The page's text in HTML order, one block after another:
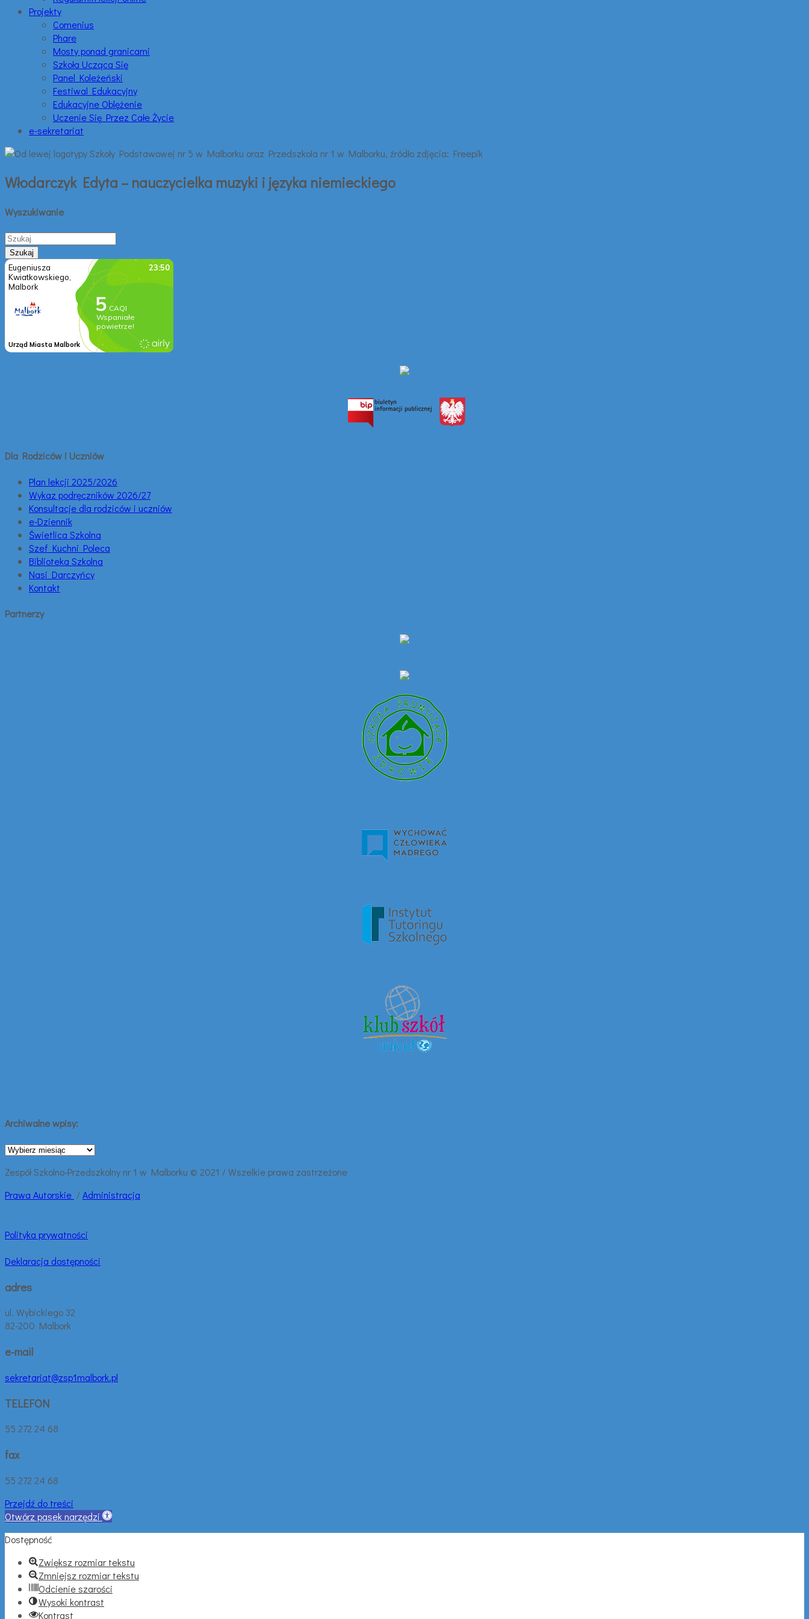
Projekty
Comenius
Phare
Mosty ponad granicami
Szkoła Ucząca Się
Panel Koleżeński
Festiwal Edukacyjny
Edukacyjne Oblężenie
Uczenie Się Przez Całe Życie
e-sekretariat
Włodarczyk Edyta – nauczycielka muzyki i języka niemieckiego
Wyszukiwanie
Dla Rodziców i Uczniów
Plan lekcji 2025/2026
Wykaz podręczników 2026/27
Konsultacje dla rodziców i uczniów
e-Dziennik
Świetlica Szkolna
Szef Kuchni Poleca
Biblioteka Szkolna
Nasi Darczyńcy
Kontakt
Partnerzy
Archiwalne wpisy:
Archiwalne
Zespół Szkolno-Przedszkolny nr 1 w Malborku © 2021 / Wszelkie prawa zastrzeżone
Prawa Autorskie /Administracja
Polityka prywatności
Deklaracja dostępności
adres
ul. Wybickiego 32
82-200 Malbork
e-mail
sekretariat@zsp1malbork.pl
TELEFON
55 272 24 68
fax
55 272 24 68
Przejdź do treści
Otwórz pasek narzędzi
Dostępność
Zwiększ rozmiar tekstu
Zmniejsz rozmiar tekstu
Odcienie szarości
Wysoki kontrast
Kontrast